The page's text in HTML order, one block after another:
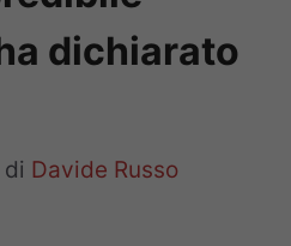
dichiarato
di Davide Russo